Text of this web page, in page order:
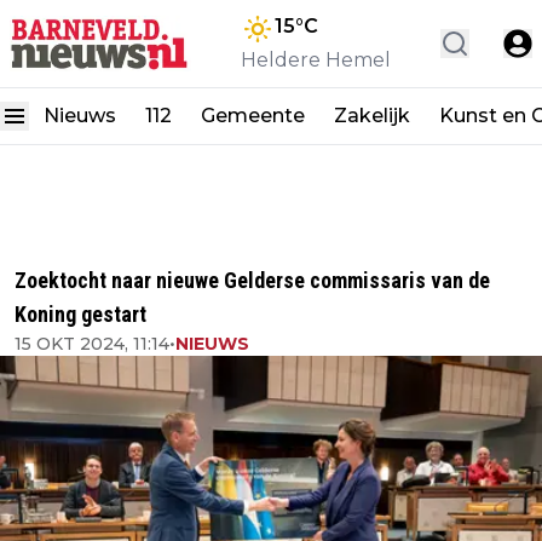
15°C
Heldere Hemel
Nieuws 112 Gemeente Zakelijk Kunst en
Zoektocht naar nieuwe Gelderse commissaris van de
Koning gestart
15 OKT 2024, 11:14•NIEUWS